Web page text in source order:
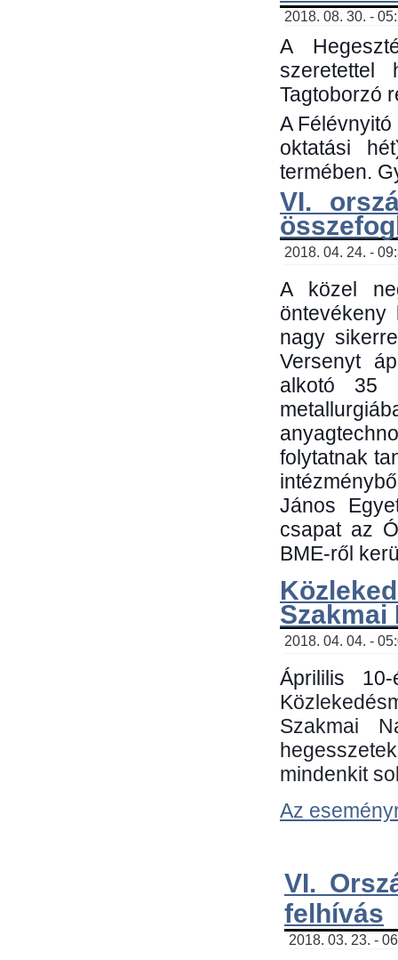
2018. 08. 30. -
A
szeretettel
Tagtoborzó
A
oktatási
termében.
VI.
2018. 04. 24. -
A közel
nagy
Versenyt
alkotó 35
folytatnak
János
csapat az
BME-ről
Szakmai
2018. 04. 04. -
Áprililis
Szakmai
mindenkit
Az
VI.
felhívás
2018. 03. 23. -